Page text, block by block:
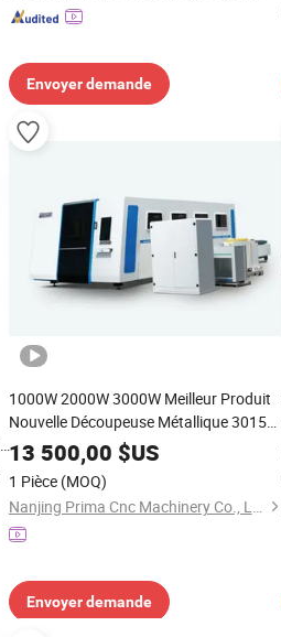
Envoyer demande
1000W 2000W 3000W Meilleur Produit
Nouvelle Découpeuse Métallique 3015
1000W Machine de Découpe Laser à
Fibres CNC
13 500,00 $US
1 Pièce (MOQ)
Nanjing Prima Cnc Machinery Co., Ltd.
Envoyer demande